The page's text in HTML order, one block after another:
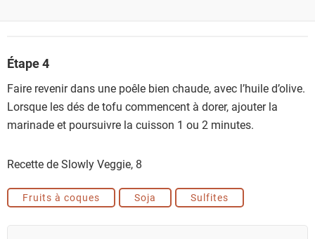
Étape 4
Faire revenir dans une poêle bien chaude, avec l’huile d’olive.
Lorsque les dés de tofu commencent à dorer, ajouter la
marinade et poursuivre la cuisson 1 ou 2 minutes.
Recette de Slowly Veggie, 8
Fruits à coques Soja Sulfites